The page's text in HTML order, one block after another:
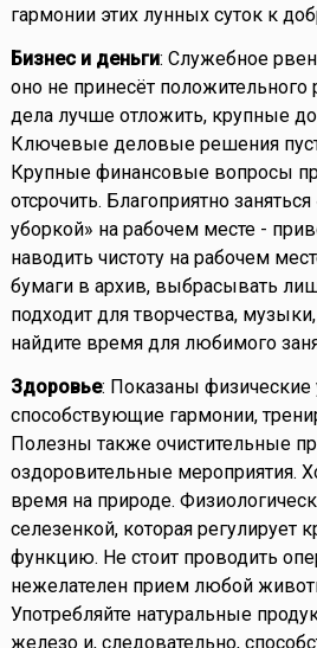
гармонии этих лунных суток к
Бизнес и деньги: Служебное
оно не принесёт положительного
дела лучше отложить, крупные
Ключевые деловые решения
Крупные финансовые вопросы
отсрочить. Благоприятно
уборкой» на рабочем месте -
наводить чистоту на рабочем
бумаги в архив, выбрасывать
подходит для творчества,
найдите время для любимого
Здоровье: Показаны физические
способствующие гармонии,
Полезны также очистительные
оздоровительные мероприятия.
время на природе.
селезенкой, которая регулирует
функцию. Не стоит проводить
нежелателен прием любой
Употребляйте натуральные
железо и, следовательно,